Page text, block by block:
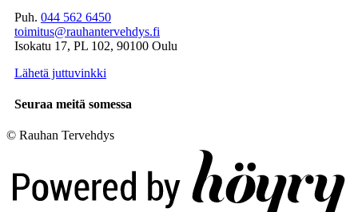
Puh. 044 562 6450
toimitus@rauhantervehdys.fi
Isokatu 17, PL 102, 90100 Oulu
Lähetä juttuvinkki
Seuraa meitä somessa
© Rauhan Tervehdys